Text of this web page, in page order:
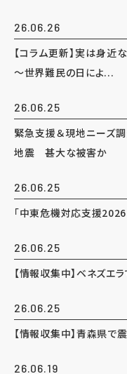
26.06.26
【コラム更新】実は身近
～世界難民の日によ...
26.06.25
緊急支援＆現地ニーズ
地震 甚大な被害か
26.06.25
「中東危機対応支援2026
26.06.25
【情報収集中】ベネズエ
26.06.25
【情報収集中】青森県で
26.06.19